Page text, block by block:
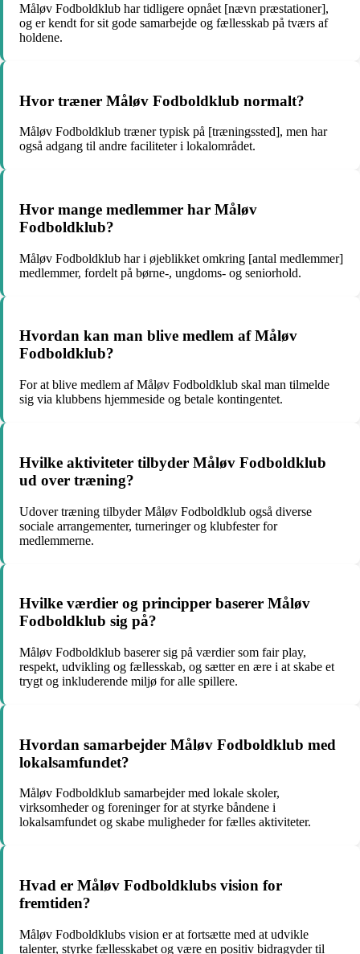
Måløv Fodboldklub har tidligere opnået [nævn præstationer],
og er kendt for sit gode samarbejde og fællesskab på tværs af
holdene.
Hvor træner Måløv Fodboldklub normalt?
Måløv Fodboldklub træner typisk på [træningssted], men har
også adgang til andre faciliteter i lokalområdet.
Hvor mange medlemmer har Måløv
Fodboldklub?
Måløv Fodboldklub har i øjeblikket omkring [antal medlemmer]
medlemmer, fordelt på børne-, ungdoms- og seniorhold.
Hvordan kan man blive medlem af Måløv
Fodboldklub?
For at blive medlem af Måløv Fodboldklub skal man tilmelde
sig via klubbens hjemmeside og betale kontingentet.
Hvilke aktiviteter tilbyder Måløv Fodboldklub
ud over træning?
Udover træning tilbyder Måløv Fodboldklub også diverse
sociale arrangementer, turneringer og klubfester for
medlemmerne.
Hvilke værdier og principper baserer Måløv
Fodboldklub sig på?
Måløv Fodboldklub baserer sig på værdier som fair play,
respekt, udvikling og fællesskab, og sætter en ære i at skabe et
trygt og inkluderende miljø for alle spillere.
Hvordan samarbejder Måløv Fodboldklub med
lokalsamfundet?
Måløv Fodboldklub samarbejder med lokale skoler,
virksomheder og foreninger for at styrke båndene i
lokalsamfundet og skabe muligheder for fælles aktiviteter.
Hvad er Måløv Fodboldklubs vision for
fremtiden?
Måløv Fodboldklubs vision er at fortsætte med at udvikle
talenter, styrke fællesskabet og være en positiv bidragyder til